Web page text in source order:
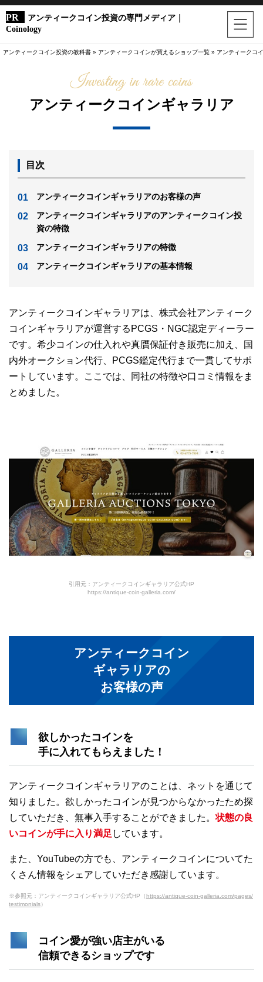
アンティークコイン投資の専門メディア｜
Coinology
アンティークコイン投資の教科書 » アンティークコインが買えるショップ一覧 » アンティークコ
アンティークコインギャラリア
目次
アンティークコインギャラリアのお客様の声
アンティークコインギャラリアのアンティークコイン投
資の特徴
アンティークコインギャラリアの特徴
アンティークコインギャラリアの基本情報
アンティークコインギャラリアは、株式会社アンティーク
コインギャラリアが運営するPCGS・NGC認定ディーラー
です。希少コインの仕入れや真贋保証付き販売に加え、国
内外オークション代行、PCGS鑑定代行まで一貫してサポ
ートしています。ここでは、同社の特徴や口コミ情報をま
とめました。
引用元：アンティークコインギャラリア公式HP
https://antique-coin-galleria.com/
アンティークコイン
ギャラリアの
お客様の声
欲しかったコインを
手に入れてもらえました！
アンティークコインギャラリアのことは、ネットを通じて
知りました。欲しかったコインが見つからなかったため探
していただき、無事入手することができました。状態の良
いコインが手に入り満足 しています。
また、YouTubeの方でも、アンティークコインについてた
くさん情報をシェアしていただき感謝しています。
※参照元：アンティークコインギャラリア公式HP（https://antique-coin-galleria.com/pages/
testimonials）
コイン愛が強い店主がいる
信頼できるショップです